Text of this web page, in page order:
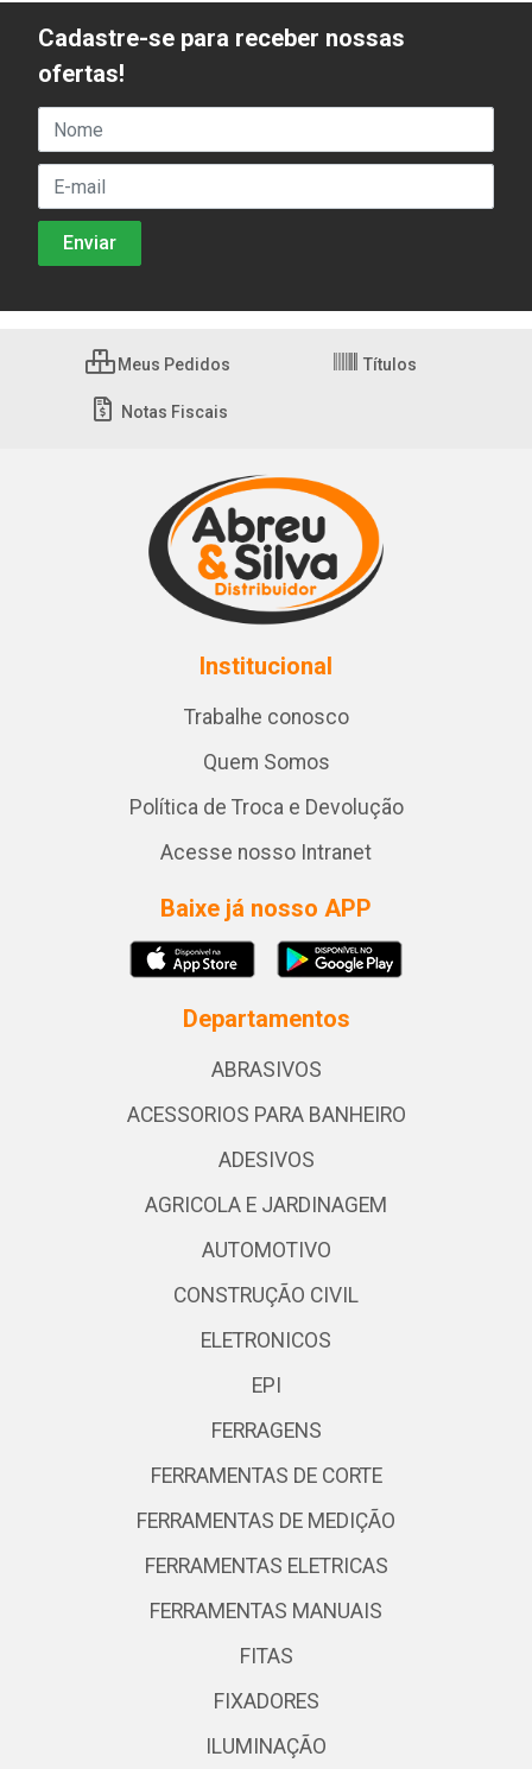
Cadastre-se para receber nossas
ofertas!
Meus Pedidos Títulos
Notas Fiscais
Institucional
Trabalhe conosco
Quem Somos
Política de Troca e Devolução
Acesse nosso Intranet
Baixe já nosso APP
Departamentos
ABRASIVOS
ACESSORIOS PARA BANHEIRO
ADESIVOS
AGRICOLA E JARDINAGEM
AUTOMOTIVO
CONSTRUÇÃO CIVIL
ELETRONICOS
EPI
FERRAGENS
FERRAMENTAS DE CORTE
FERRAMENTAS DE MEDIÇÃO
FERRAMENTAS ELETRICAS
FERRAMENTAS MANUAIS
FITAS
FIXADORES
ILUMINAÇÃO